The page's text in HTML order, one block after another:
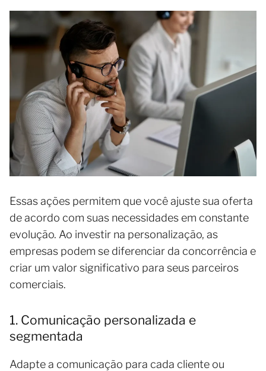
Essas ações permitem que você ajuste sua oferta
de acordo com suas necessidades em constante
evolução. Ao investir na personalização, as
empresas podem se diferenciar da concorrência e
criar um valor significativo para seus parceiros
comerciais.
1. Comunicação personalizada e
segmentada
Adapte a comunicação para cada cliente ou